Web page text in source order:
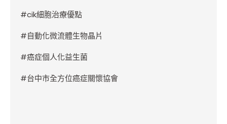
#cik細胞治療優點
#自動化微流體生物晶片
#癌症個人化益生菌
#台中市全方位癌症關懷協會